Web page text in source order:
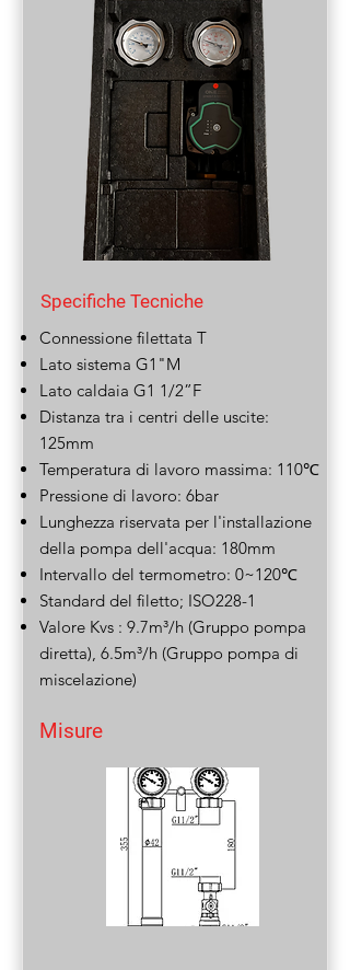
Specifiche Tecniche
Connessione filettata T
Lato sistema G1"M
Lato caldaia G1 1/2”F
Distanza tra i centri delle uscite:
125mm
Temperatura di lavoro massima: 110℃
Pressione di lavoro: 6bar
Lunghezza riservata per l'installazione
della pompa dell'acqua: 180mm
Intervallo del termometro: 0~120℃
Standard del filetto; ISO228-1
Valore Kvs : 9.7m³/h (Gruppo pompa
diretta), 6.5m³/h (Gruppo pompa di
miscelazione)
Misure